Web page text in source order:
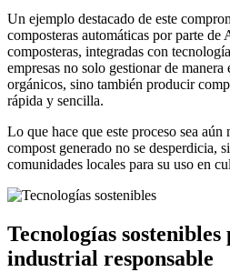
Un ejemplo destacado de este
composteras automáticas por parte
composteras, integradas con
empresas no solo gestionar de manera
orgánicos, sino también producir
rápida y sencilla.
Lo que hace que este proceso sea aún
compost generado no se desperdicia,
comunidades locales para su uso en
Tecnologías
industrial responsable